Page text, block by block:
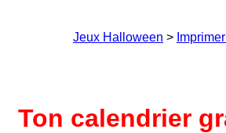
Jeux Halloween >
Ton calendrier